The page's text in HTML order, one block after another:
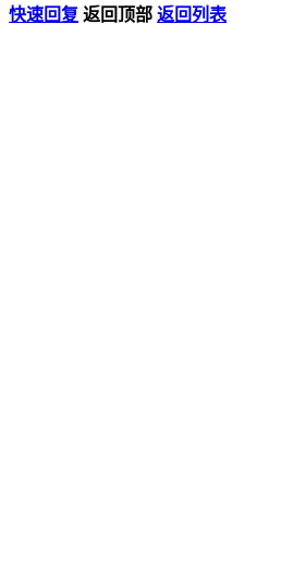
快速回复 返回顶部 返回列表